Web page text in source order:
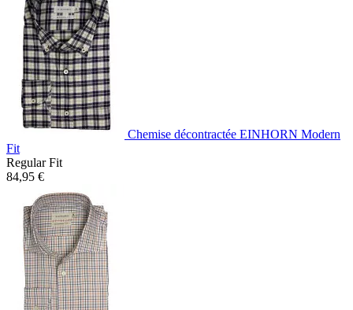
Chemise décontractée EINHORN Modern
Fit
Regular Fit
84,95 €